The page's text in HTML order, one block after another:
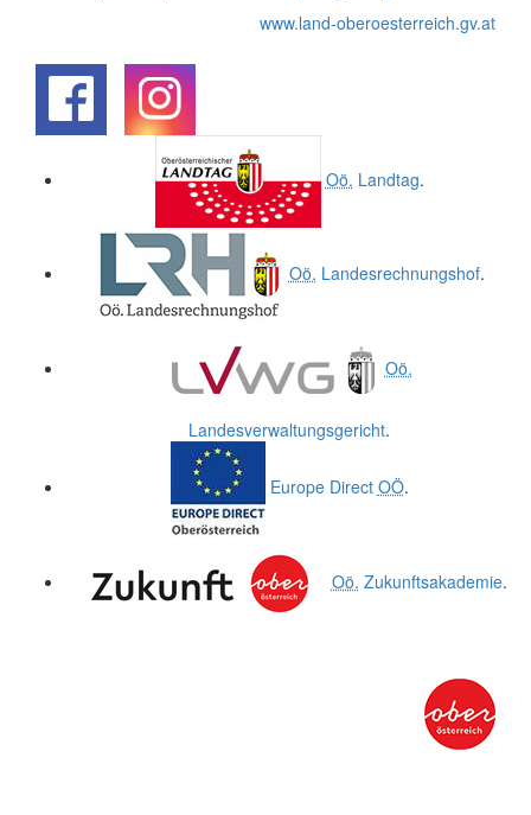
www.land-oberoesterreich.gv.at
Oö. Landtag.
Oö. Landesrechnungshof.
Oö.
Landesverwaltungsgericht.
Europe Direct OÖ.
Oö. Zukunftsakademie.